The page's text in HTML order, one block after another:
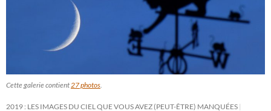
Cette galerie contient27 photos.
2019 : LES IMAGES DU CIEL QUE VOUS AVEZ (PEUT-ÊTRE) MANQUÉES